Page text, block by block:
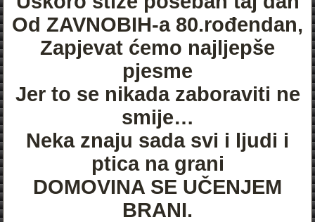
Od ZAVNOBIH-a 80.rođendan,
Zapjevat ćemo najljepše
pjesme
Jer to se nikada zaboraviti ne
smije…
Neka znaju sada svi i ljudi i
ptica na grani
DOMOVINA SE UČENJEM
BRANI.